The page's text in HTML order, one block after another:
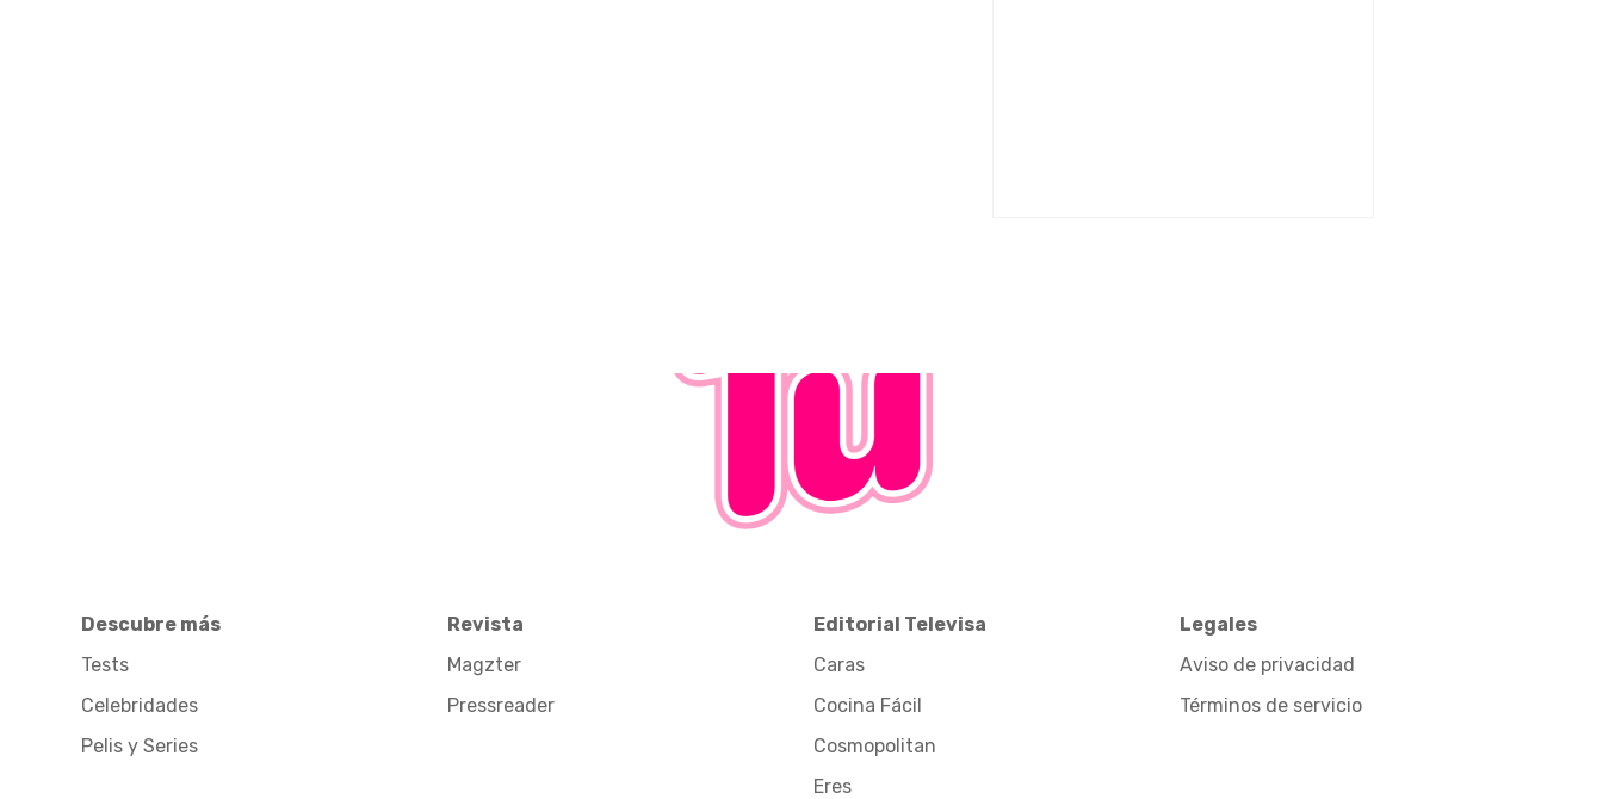
Descubre más
Tests
Celebridades
Pelis y Series
Revista
Magzter
Pressreader
Editorial Televisa
Caras
Cocina Fácil
Cosmopolitan
Eres
Legales
Aviso de privacidad
Términos de servicio